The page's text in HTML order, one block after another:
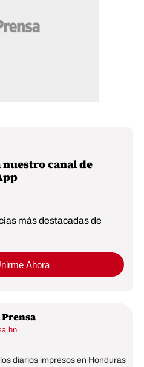
nuestro canal de
más destacadas de
Ahora
diarios impresos en Honduras